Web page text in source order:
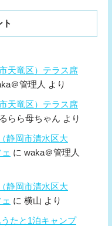
天竜区）テラス席
＠管理人 より
天竜区）テラス席
らら母ちゃん より
静岡市清水区大
に waka＠管理人
静岡市清水区大
に 横山 より
たと1泊キャンプ